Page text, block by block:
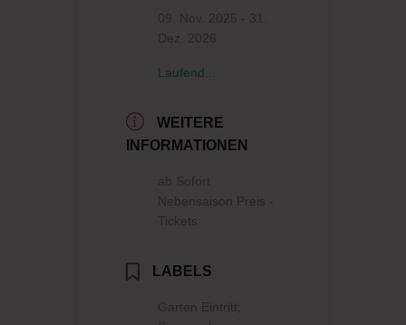
Laufend...
WEITERE
INFORMATIONEN
LABELS